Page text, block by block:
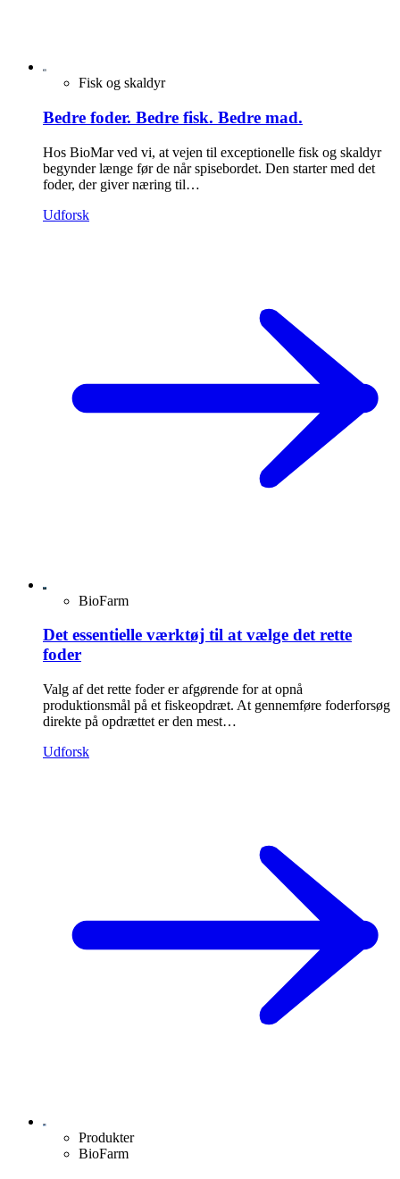
Fisk og skaldyr
Bedre foder. Bedre fisk. Bedre mad.
Hos BioMar ved vi, at vejen til exceptionelle fisk og skaldyr
begynder længe før de når spisebordet. Den starter med det
foder, der giver næring til…
Udforsk
BioFarm
Det essentielle værktøj til at vælge det rette
foder
Valg af det rette foder er afgørende for at opnå
produktionsmål på et fiskeopdræt. At gennemføre foderforsøg
direkte på opdrættet er den mest…
Udforsk
Produkter
BioFarm